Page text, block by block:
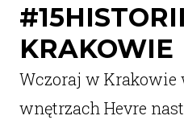
KRAKOWIE
Wczoraj w Krakowie
wnętrzach Hevre